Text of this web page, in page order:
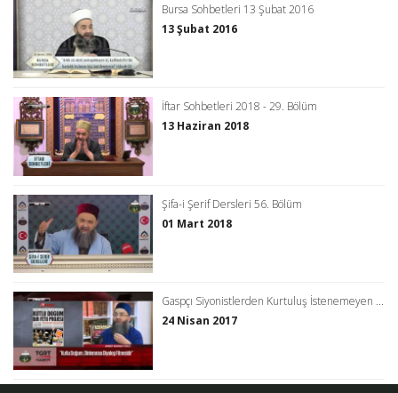
Bursa Sohbetleri 13 Şubat 2016
13 Şubat 2016
İftar Sohbetleri 2018 - 29. Bölüm
13 Haziran 2018
Şifa-i Şerif Dersleri 56. Bölüm
01 Mart 2018
Gaspçı Siyonistlerden Kurtuluş İstenemeyen ...
24 Nisan 2017